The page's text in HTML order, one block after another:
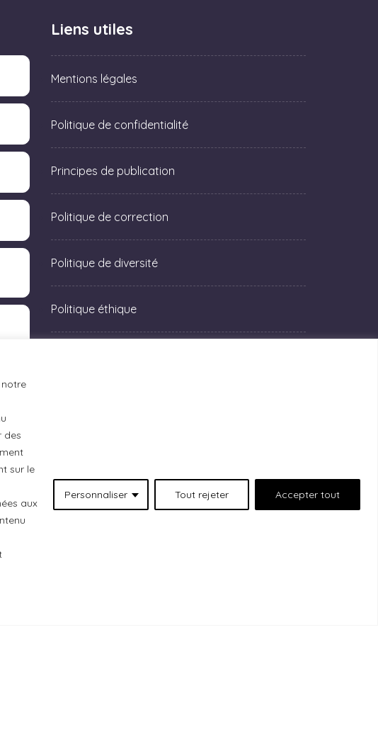
des
sur le
aux
Personnaliser Tout rejeter Accepter tout
Liens utiles
Mentions légales
Politique de confidentialité
Principes de publication
Politique de correction
Politique de diversité
Politique éthique
situées au 511 Lacolle Way (Ottawa-Orléans),
et remercions les peuples autochtones qui sont les